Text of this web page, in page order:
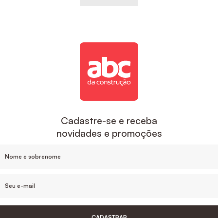
Cadastre-se e receba
novidades e promoções